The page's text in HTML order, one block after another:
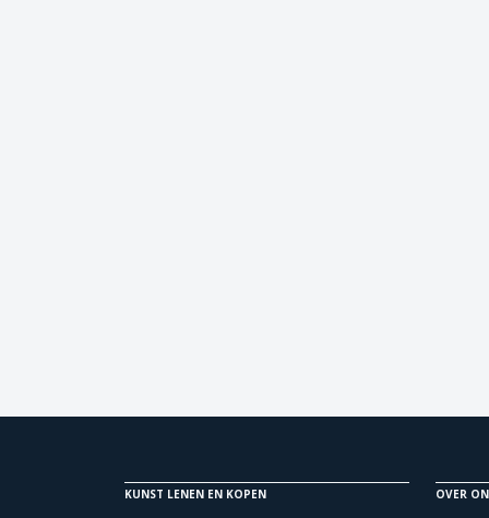
KUNST LENEN EN KOPEN OVER